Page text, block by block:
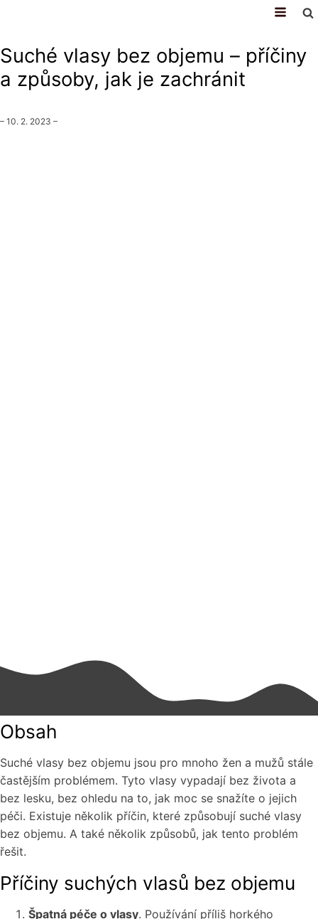
Suché vlasy bez objemu – příčiny
a způsoby, jak je zachránit
– 10. 2. 2023 –
Obsah
Suché vlasy bez objemu jsou pro mnoho žen a mužů stále
častějším problémem. Tyto vlasy vypadají bez života a
bez lesku, bez ohledu na to, jak moc se snažíte o jejich
péči. Existuje několik příčin, které způsobují suché vlasy
bez objemu. A také několik způsobů, jak tento problém
řešit.
Příčiny suchých vlasů bez objemu
Špatná péče o vlasy. Používání příliš horkého